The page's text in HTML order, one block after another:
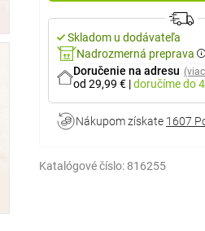
Skladom u dodávateľa
Nadrozmerná preprava
Doručenie na adresu
od 29,99 € |doručímedo
Nákupom získate 1607
Katalógové číslo: 816255